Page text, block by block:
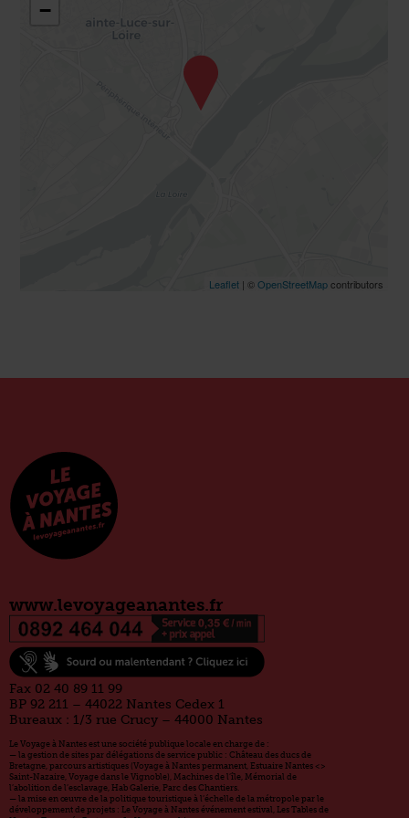
www.levoyageanantes.fr
Fax 02 40 89 11 99
BP 92 211 – 44022 Nantes Cedex 1
Bureaux : 1/3 rue Crucy – 44000 Nantes
Le Voyage à Nantes est une société publique locale en charge de :
— la gestion de sites par délégations de service public : Château des ducs de
Bretagne, parcours artistiques (Voyage à Nantes permanent, Estuaire Nantes <>
Saint-Nazaire, Voyage dans le Vignoble), Machines de l’île, Mémorial de
l’abolition de l’esclavage, Hab Galerie, Parc des Chantiers.
— la mise en œuvre de la politique touristique à l’échelle de la métropole par le
développement de projets : Le Voyage à Nantes événement estival, Les Tables de